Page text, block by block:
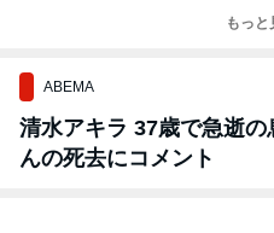
もっと
ABEMA
清水アキラ 37歳で急逝の
んの死去にコメント